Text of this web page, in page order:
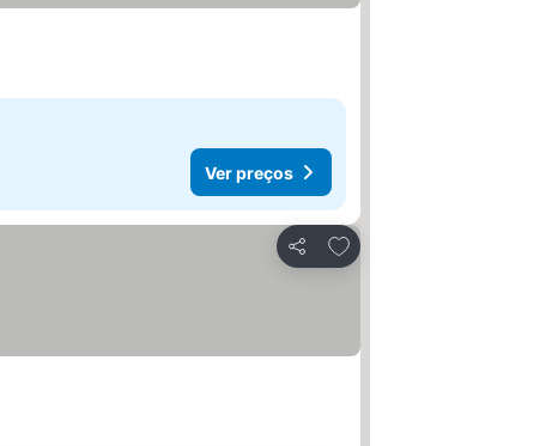
Ver preços
Partilhar
Adicionar aos favoritos